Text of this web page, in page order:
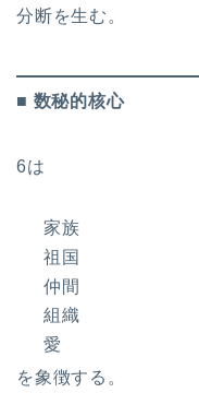
分断を生む。
■ 数秘的核心
6は
家族
祖国
仲間
組織
愛
を象徴する。